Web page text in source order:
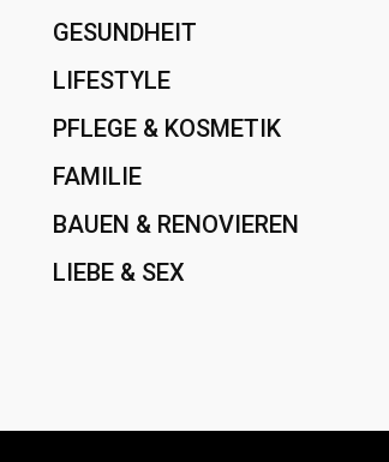
GESUNDHEIT
LIFESTYLE
PFLEGE & KOSMETIK
FAMILIE
BAUEN & RENOVIEREN
LIEBE & SEX